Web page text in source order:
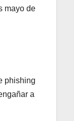
mayo de
phishing
a